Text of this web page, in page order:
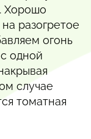
Хорошо
разогретое
огонь
одной
случае
томатная